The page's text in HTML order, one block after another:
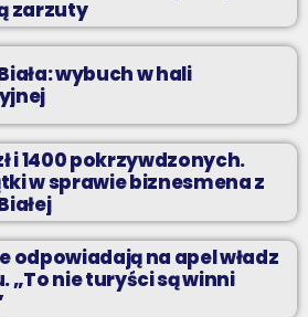
zarzuty
wybuch w hali
i 1400 pokrzywdzonych.
w sprawie biznesmena z
odpowiadają na apel władz
„To nie turyści są winni